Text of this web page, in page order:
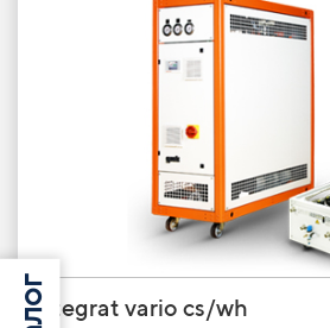
integrat vario cs/wh